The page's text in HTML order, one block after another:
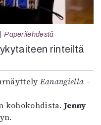
Paperilehdestä
rinteiltä
Eanangiella –
kohokohdista.Jenny